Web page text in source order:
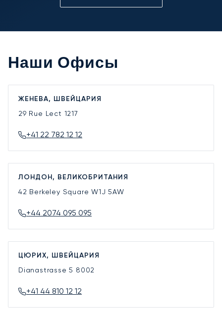
Наши Офисы
ЖЕНЕВА, ШВЕЙЦАРИЯ
29 Rue Lect 1217
+41 22 782 12 12
ЛОНДОН, ВЕЛИКОБРИТАНИЯ
42 Berkeley SquareW1J 5AW
+44 2074 095 095
ЦЮРИХ, ШВЕЙЦАРИЯ
Dianastrasse 5 8002
+41 44 810 12 12